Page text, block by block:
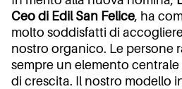
Ceo di Edil San Felice, ha
molto soddisfatti di
nostro organico. Le persone
sempre un elemento
di crescita. Il nostro modello